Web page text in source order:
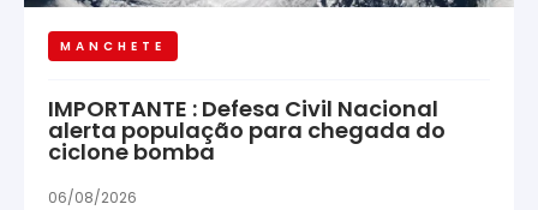
MANCHETE
IMPORTANTE : Defesa Civil Nacional
alerta população para chegada do
ciclone bomba
06/08/2026